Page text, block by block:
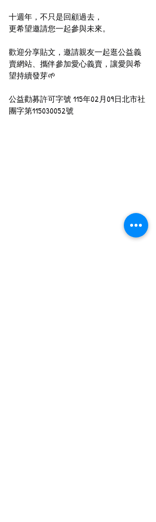
十週年，不只是回顧過去，
更希望邀請您一起參與未來。
歡迎分享貼文，邀請親友一起逛公益義
賣網站、攜伴參加愛心義賣，讓愛與希
望持續發芽🌱
公益勸募許可字號 115年02月09日北市社
團字第115030052號